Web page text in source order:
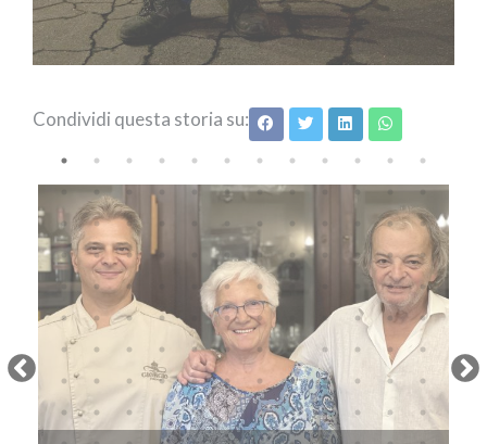
Condividi questa storia su:
Next